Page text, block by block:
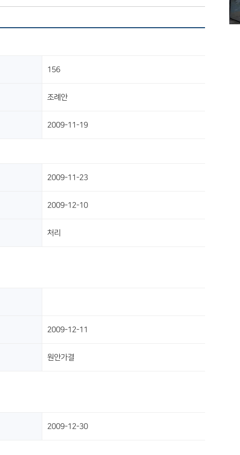
156
조례안
2009-11-19
2009-11-23
2009-12-10
처리
2009-12-11
원안가결
2009-12-30